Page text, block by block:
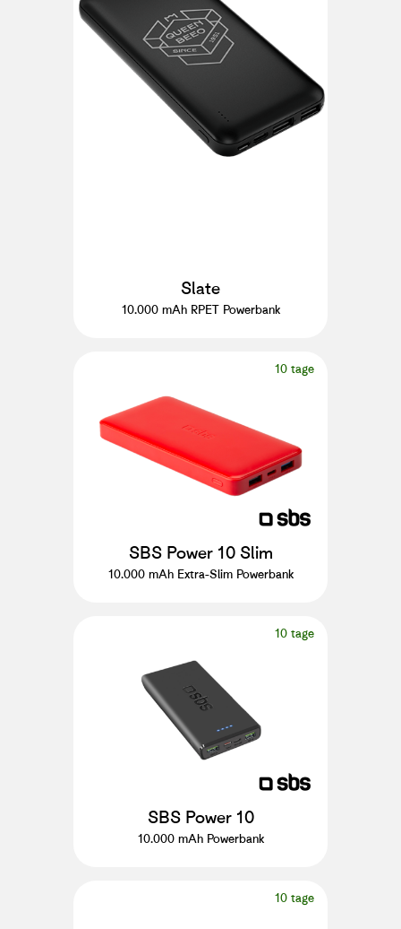
Slate
10.000 mAh RPET Powerbank
10 tage
SBS Power 10 Slim
10.000 mAh Extra-Slim Powerbank
10 tage
SBS Power 10
10.000 mAh Powerbank
10 tage